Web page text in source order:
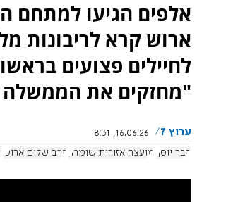
אלפים הגיעו למתחם
ארוש קרא לריבונות
לחיילים פצועים
"מחזקים את הממשלה
ערוץ 7
16.06.26, 8:31
קבר יוסף
מועצה אזורית שומרון הרב שלום ארוש